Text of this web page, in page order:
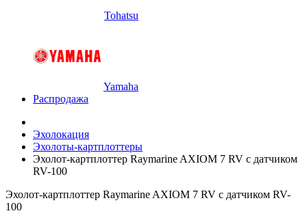
Tohatsu
Yamaha
Распродажа
Эхолокация
Эхолоты-картплоттеры
Эхолот-картплоттер Raymarine AXIOM 7 RV с датчиком
RV-100
Эхолот-картплоттер Raymarine AXIOM 7 RV с датчиком RV-
100